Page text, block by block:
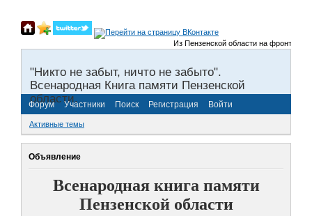
Из Пензенской области на фронты
"Никто не забыт, ничто не забыто".
Всенародная Книга памяти Пензенской
области.
Форум Участники Поиск Регистрация Войти
Активные темы
Объявление
Всенародная книга памяти
Пензенской области